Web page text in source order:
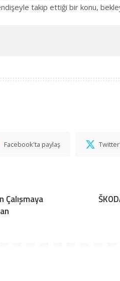
takip ettiği bir konu,
Facebook'ta paylaş
Çalışmaya